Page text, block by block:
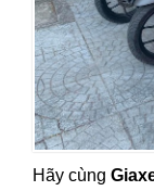
Hãy cùng